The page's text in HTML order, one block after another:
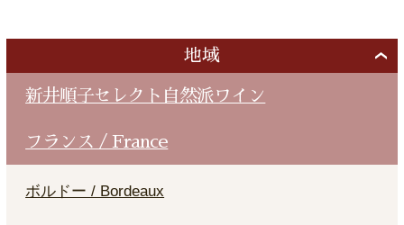
地域
新井順子セレクト自然派ワイン
フランス / France
ボルドー / Bordeaux